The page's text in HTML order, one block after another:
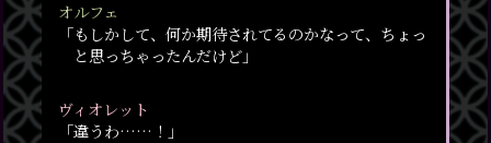
オルフェ
「もしかして、何か期待されてるのかなって、ちょっ
と思っちゃったんだけど」
ヴィオレット
「違うわ……！」